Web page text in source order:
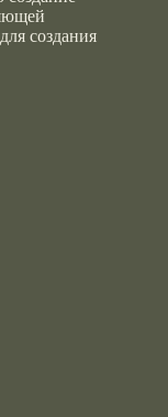
создания